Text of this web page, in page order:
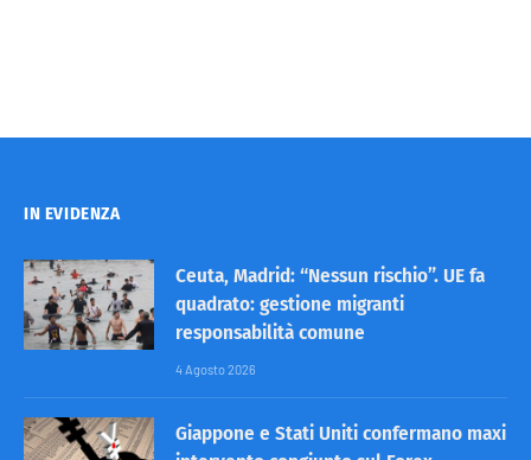
IN EVIDENZA
Ceuta, Madrid: “Nessun rischio”. UE fa
quadrato: gestione migranti
responsabilità comune
4 Agosto 2026
Giappone e Stati Uniti confermano maxi